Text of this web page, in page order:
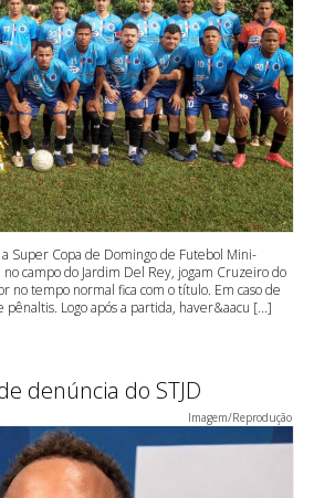
Super Copa de Domingo de Futebol Mini-
campo do Jardim Del Rey, jogam Cruzeiro do
no tempo normal fica com o título. Em caso de
Logo após a partida, haver&aacu [...]
denúncia do STJD
Imagem/Reprodução